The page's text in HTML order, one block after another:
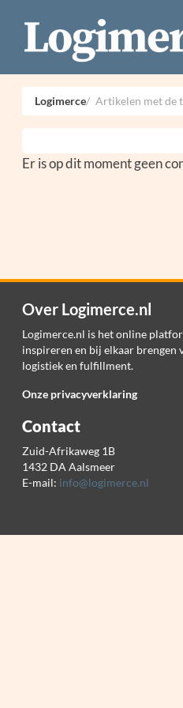
Logimerce Artikelen met de
Er is op dit moment geen
Over Logimerce.nl
Logimerce.nl is het online
inspireren en bij elkaar brengen
logistiek en fulfillment.
Onze privacyverklaring
Contact
Zuid-Afrikaweg 1B
1432 DA Aalsmeer
E-mail: info@logimerce.nl